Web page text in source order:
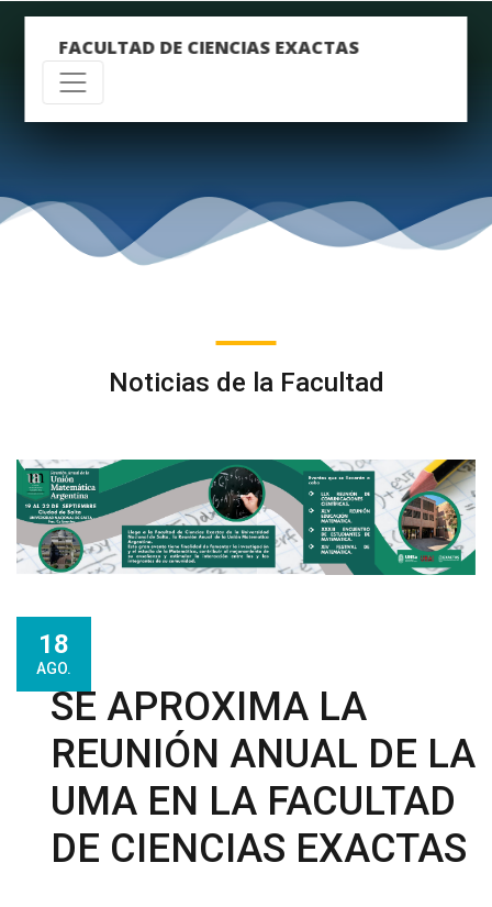
FACULTAD DE CIENCIAS EXACTAS
Noticias de la Facultad
18
AGO.
SE APROXIMA LA
REUNIÓN ANUAL DE LA
UMA EN LA FACULTAD
DE CIENCIAS EXACTAS